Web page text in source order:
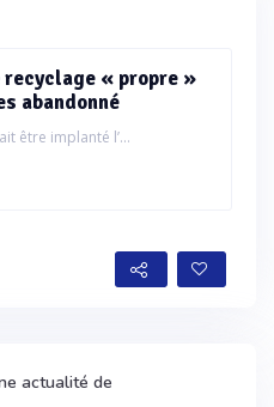
recyclage « propre »
abandonné
être implanté l’...
actualité de